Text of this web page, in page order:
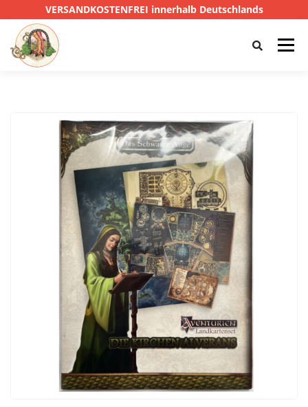
VERSANDKOSTENFREI innerhalb Deutschlands
Menü
DAS SCHWARZE AUGE D&D PRIVATE EYE
0,00 €